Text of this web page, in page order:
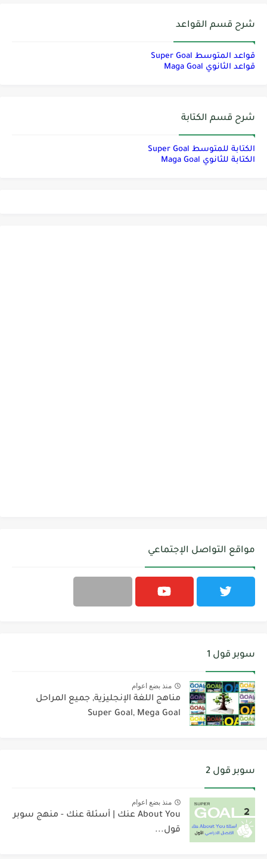
شرح قسم القواعد
قواعد المتوسط Super Goal
قواعد الثانوي Maga Goal
شرح قسم الكتابة
الكتابة للمتوسط Super Goal
الكتابة للثانوي Maga Goal
مواقع التواصل الإجتماعي
سوبر قول 1
منذ بضع اعوام
مناهج اللغة الإنجليزية, جميع المراحل
Super Goal, Mega Goal
سوبر قول 2
منذ بضع اعوام
About You عنك | أسئلة عنك - منهج سوبر
قول...